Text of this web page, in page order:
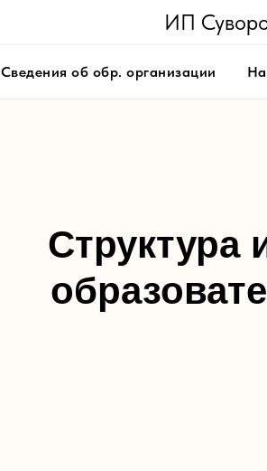
ИП
Сведения об обр. организации
Структура